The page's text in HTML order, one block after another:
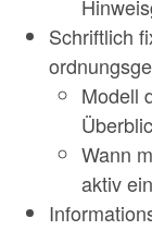
Schriftlich
Modell
Wann
aktiv